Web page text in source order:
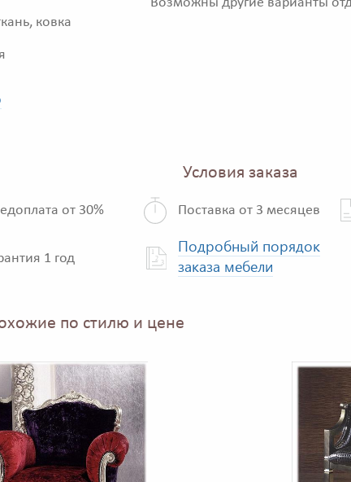
ковка
Возможны другие варианты
Условия заказа
от 30% Поставка от 3 месяцев
1 год
Подробный порядок
заказа мебели
по стилю и цене